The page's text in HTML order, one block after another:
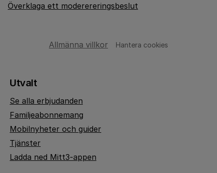
Överklaga ett moderereringsbeslut
Allmänna villkor Hantera cookies
Utvalt
Se alla erbjudanden
Familjeabonnemang
Mobilnyheter och guider
Tjänster
Ladda ned Mitt3-appen